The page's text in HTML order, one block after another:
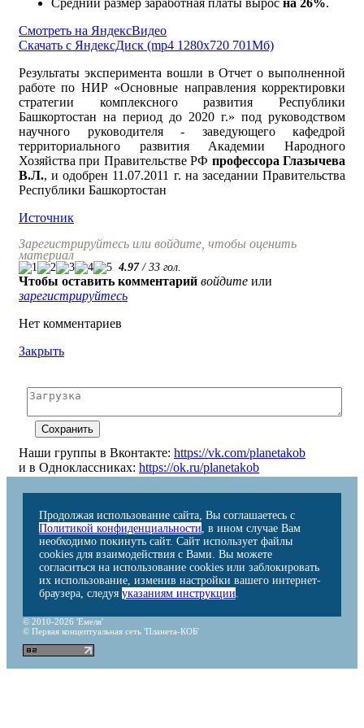
Средний размер заработная платы вырос на 26%.
Смотреть на ЯндексВидео
Скачать с ЯндексДиск (mp4 1280х720 701Мб)
Результаты эксперимента вошли в Отчет о выполненной
работе по НИР «Основные направления корректировки
стратегии комплексного развития Республики
Башкортостан на период до 2020 г.» под руководством
научного руководителя - заведующего кафедрой
территориального развития Академии Народного
Хозяйства при Правительстве РФ профессора Глазычева
В.Л., и одобрен 11.07.2011 г. на заседании Правительства
Республики Башкортостан
Источник
Зарегистрируйтесь или войдите, чтобы оценить
материал
4.97/ 33 гол.
Чтобы оставить комментарий войдите или
зарегистрируйтесь
Нет комментариев
Закрыть
Наши группы в Вконтакте: https://vk.com/planetakob
и в Одноклассниках: https://ok.ru/planetakob
Продолжая использование сайта, Вы соглашаетесь с
Политикой конфиденциальности, в ином случае Вам
необходимо покинуть сайт. Сайт использует файлы
cookies для взаимодействия с Вами. Вы можете
согласиться на использование cookies или заблокировать
их использование, изменив настройки вашего интернет-
браузера, следуя указаниям инструкции.
© 2010-2026 'Емеля'
© Первая концептуальная сеть 'Планета-КОБ'